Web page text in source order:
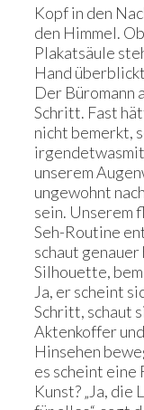
Kopf in den
den Himmel.
Plakatsäule
Hand
Der Büromann
Schritt. Fast
nicht bemerkt,
unserem
ungewohnt
sein. Unserem
Seh-Routine
schaut
Silhouette,
Ja, er scheint
Schritt, schaut
Aktenkoffer
Hinsehen
es scheint eine
Kunst? „Ja,